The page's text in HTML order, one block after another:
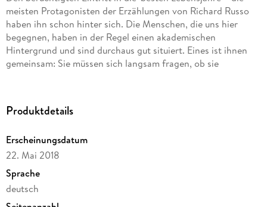
meisten Protagonisten der Erzählungen von Richard Russo
haben ihn schon hinter sich. Die Menschen, die uns hier
begegnen, haben in der Regel einen akademischen
Hintergrund und sind durchaus gut situiert. Eines ist ihnen
gemeinsam: Sie müssen sich langsam fragen, ob sie
Nachdenken über sich und ihre eigene Institutskarriere gerät.
und seinen Zweifeln verliert. Ein Makler, der an Krebs
erkrankt ist, und ein gealterter Drehbuchautor komplettieren
das Quartett. Mit einem Augenzwinkern weist Richard Russo
uns hin - auf die Schmerzpunkte ihrer Existenz. Er tut dies auf
hintergründige, intelligente und humorvolle Weise. So
Produktdetails
Erscheinungsdatum
22. Mai 2018
Sprache
deutsch